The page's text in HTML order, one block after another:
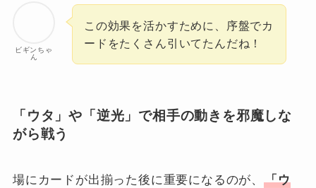
ビギンちゃ
ん
この効果を活かすために、序盤でカ
ードをたくさん引いてたんだね！
「ウタ」や「逆光」で相手の動きを邪魔しな
がら戦う
場にカードが出揃った後に重要になるのが、「ウ